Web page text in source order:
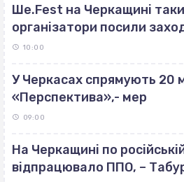
Ше.Fest на Черкащині
організатори посили
10:00
У Черкасах спрямують 20
«Перспектива»,- мер
09:00
На Черкащині по
відпрацювало ППО, –